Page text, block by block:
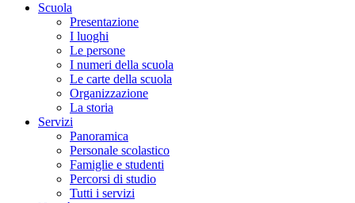
Scuola
Presentazione
I luoghi
Le persone
I numeri della scuola
Le carte della scuola
Organizzazione
La storia
Servizi
Panoramica
Personale scolastico
Famiglie e studenti
Percorsi di studio
Tutti i servizi